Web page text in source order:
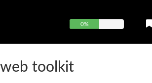
0%
toolkit